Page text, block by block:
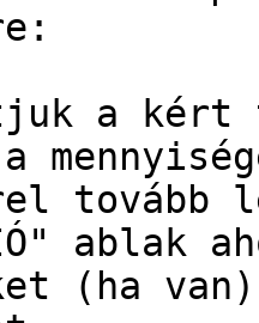
a kért
tovább
ablak
(ha